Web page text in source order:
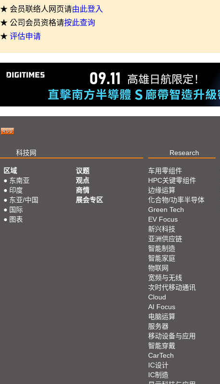
★ 会员联络人网页请由此登入
★ 公司会员资格请按此查询
★ 评估申请
科技网 Research
区域
● 东南亚
● 印度
● 东亚/中国
● 国际
● 图表
议题
观点
商情
展会专区
车用零组件
HPC关键零组件
边缘运算
化合物/功率半导体
Green Tech
EV Focus
新兴科技
亚洲供应链
智能制造
智能家庭
物联网
宽频与无线
次时代移动通讯
Cloud
AI Focus
电脑运算
服务器
移动设备与应用
智能穿戴
CarTech
IC设计
IC制造